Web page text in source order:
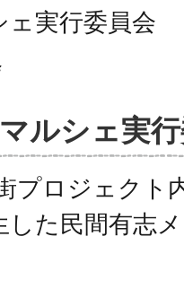
実行委員会
ルシェ実
プロジェクト
た民間有志